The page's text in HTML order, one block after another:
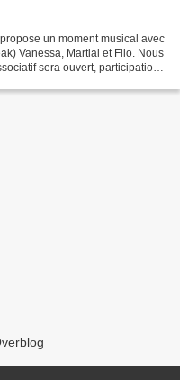
un moment musical avec
Vanessa, Martial et Filo. Nous
sera ouvert, participation